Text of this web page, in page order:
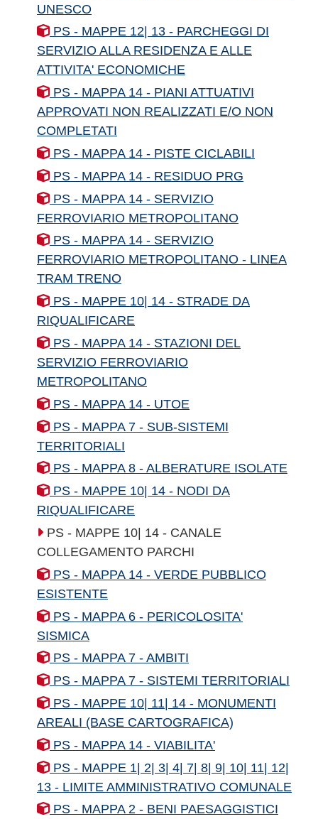
UNESCO
PS - MAPPE 12| 13 - PARCHEGGI DI
SERVIZIO ALLA RESIDENZA E ALLE
ATTIVITA' ECONOMICHE
PS - MAPPA 14 - PIANI ATTUATIVI
APPROVATI NON REALIZZATI E/O NON
COMPLETATI
PS - MAPPA 14 - PISTE CICLABILI
PS - MAPPA 14 - RESIDUO PRG
PS - MAPPA 14 - SERVIZIO
FERROVIARIO METROPOLITANO
PS - MAPPA 14 - SERVIZIO
FERROVIARIO METROPOLITANO - LINEA
TRAM TRENO
PS - MAPPE 10| 14 - STRADE DA
RIQUALIFICARE
PS - MAPPA 14 - STAZIONI DEL
SERVIZIO FERROVIARIO
METROPOLITANO
PS - MAPPA 14 - UTOE
PS - MAPPA 7 - SUB-SISTEMI
TERRITORIALI
PS - MAPPA 8 - ALBERATURE ISOLATE
PS - MAPPE 10| 14 - NODI DA
RIQUALIFICARE
PS - MAPPE 10| 14 - CANALE
COLLEGAMENTO PARCHI
PS - MAPPA 14 - VERDE PUBBLICO
ESISTENTE
PS - MAPPA 6 - PERICOLOSITA'
SISMICA
PS - MAPPA 7 - AMBITI
PS - MAPPA 7 - SISTEMI TERRITORIALI
PS - MAPPE 10| 11| 14 - MONUMENTI
AREALI (BASE CARTOGRAFICA)
PS - MAPPA 14 - VIABILITA'
PS - MAPPE 1| 2| 3| 4| 7| 8| 9| 10| 11| 12|
13 - LIMITE AMMINISTRATIVO COMUNALE
PS - MAPPA 2 - BENI PAESAGGISTICI